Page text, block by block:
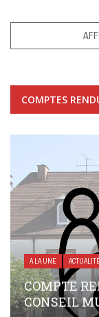
COMPTES
A LA UNE
COMPTE
CONSEIL